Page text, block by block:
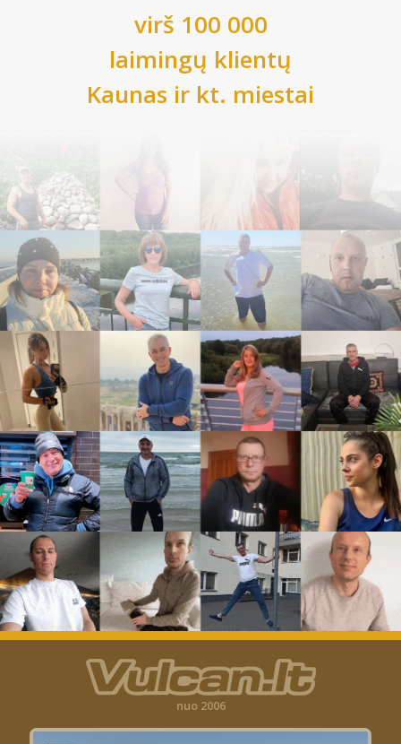
virš 100 000
laimingų klientų
Kaunas ir kt. miestai
nuo 2006